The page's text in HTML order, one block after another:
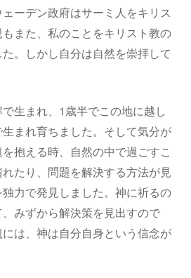
ーデン政府はサーミ人をキリス
もまた、私のことをキリスト教の
。しかし自分は自然を崇拝して
生まれ、 1歳半でこの地に越し
まれ育ちました。そして気分が
抱える時、自然の中で過ごすこ
たり、問題を解決する方法が見
力で発見しました。神に祈るの
みずから解決策を見出すので
は、神は自分自身という信念が